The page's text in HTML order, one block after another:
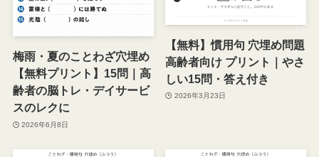
梅雨・夏のことわざ穴埋め
【無料プリント】15問｜高
齢者の脳トレ・デイサービ
スのレクに
2026年6月8日
【無料】慣用句 穴埋め問題
高齢者向け プリント｜やさ
しい15問・答え付き
2026年3月23日